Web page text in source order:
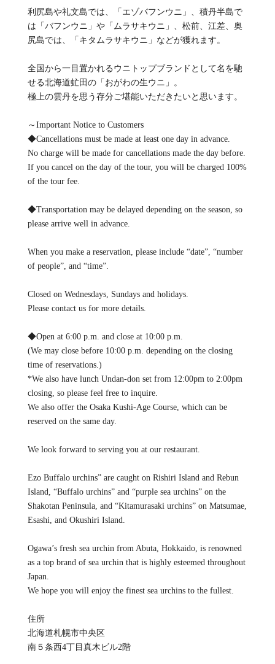
利尻島や礼文島では、「エゾバフンウニ」、積丹半島で
は「バフンウニ」や「ムラサキウニ」、松前、江差、奥
尻島では、「キタムラサキウニ」などが獲れます。
全国から一目置かれるウニトップブランドとして名を馳
せる北海道虻田の「おがわの生ウニ」。
極上の雲丹を思う存分ご堪能いただきたいと思います。
～Important Notice to Customers
◆Cancellations must be made at least one day in advance.
No charge will be made for cancellations made the day before.
If you cancel on the day of the tour, you will be charged 100%
of the tour fee.
◆Transportation may be delayed depending on the season, so
please arrive well in advance.
When you make a reservation, please include “date”, “number
of people”, and “time”.
Closed on Wednesdays, Sundays and holidays.
Please contact us for more details.
◆Open at 6:00 p.m. and close at 10:00 p.m.
(We may close before 10:00 p.m. depending on the closing
time of reservations.)
*We also have lunch Undan-don set from 12:00pm to 2:00pm
closing, so please feel free to inquire.
We also offer the Osaka Kushi-Age Course, which can be
reserved on the same day.
We look forward to serving you at our restaurant.
Ezo Buffalo urchins” are caught on Rishiri Island and Rebun
Island, “Buffalo urchins” and “purple sea urchins” on the
Shakotan Peninsula, and “Kitamurasaki urchins” on Matsumae,
Esashi, and Okushiri Island.
Ogawa’s fresh sea urchin from Abuta, Hokkaido, is renowned
as a top brand of sea urchin that is highly esteemed throughout
Japan.
We hope you will enjoy the finest sea urchins to the fullest.
住所
北海道札幌市中央区
南５条西4丁目真木ビル2階